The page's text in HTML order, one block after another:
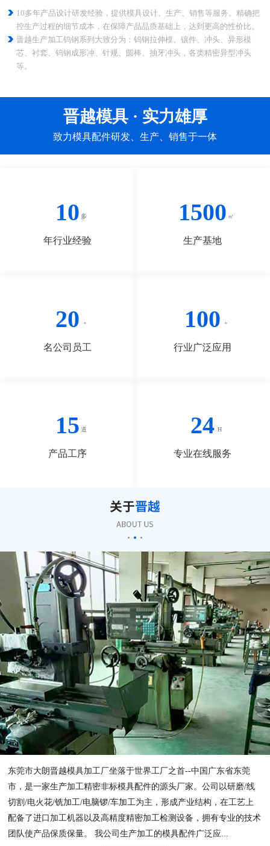
10多年产品设计研发经验，提供模具设计、生产、销售等服务。精确把
控生产过程的细节成本，在保障产品品质基础上，达到更高的性价比。
晋越生产加工钨钢系列大致分为：钨钢拉伸模、镶件、冲头、异形模
芯、衬套、钨钢成形冲、针规、圆棒、抽牙冲头，各类精密异型冲头
等。
晋越模具 · 实力雄厚
致力模具配件研发、生产、销售于一体
10
年行业经验
1500
生产基地
20
名公司员工
100
行业广泛应用
15
产品工序
24
专业在线服务
东莞市大朗晋越模具加工厂坐落于世界工厂之首--中国广东省东莞
市，是一家生产加工精密非标模具配件的源头厂家。公司以研磨/线
切割/电火花/铣加工/电脑锣/车加工为主，形成产业结构，在工艺上
配备了进口加工机器以及高精度精密加工检测设备，拥有专业的技术
团队使产品保质保量。 我公司生产加工的模具配件广泛应...